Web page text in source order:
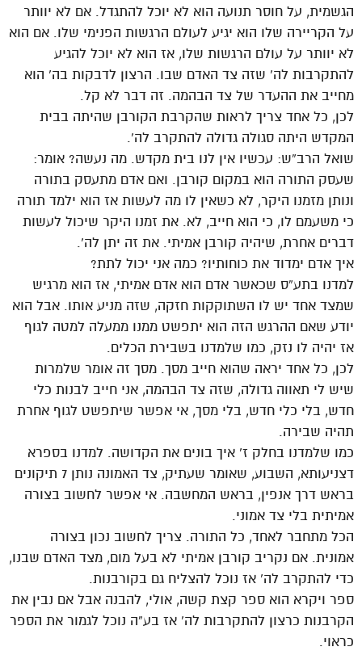
הגשמית, על חוסר תנועה הוא לא יוכל להתגדל. אם לא יוותר
על הקריירה שלו הוא יגיע לעולם הרגשות הפנימי שלו. אם הוא
לא יוותר על עולם הרגשות שלו, אז הוא לא יוכל להגיע
להתקרבות לה’ שזה צד האדם שבו. הרצון לדבקות בה’ הוא
מחייב את ההעדר של צד הבהמה. זה דבר לא קל.
לכן, כל אחד צריך לראות שהקרבת הקורבן שהיתה בבית
המקדש היתה סגולה גדולה להתקרב לה’.
שואל הרב”ש: עכשיו אין לנו בית מקדש. מה נעשה? אומר:
שעסק התורה הוא במקום קורבן. ואם אדם מתעסק בתורה
ונותן מזמנו היקר, לא כשאין לו מה לעשות אז הוא ילמד תורה
כי משעמם לו, כי הוא חייב, לא. את זמנו היקר שיכול לעשות
דברים אחרת, שיהיה קורבן אמיתי. את זה יתן לה’.
איך אדם ימדוד את כוחותיו? כמה אני יכול לתת?
למדנו בתע”ס שכאשר אדם הוא אדם אמיתי, אז הוא מרגיש
שמצד אחד יש לו השתוקקות חזקה, שזה מניע אותו. אבל הוא
יודע שאם ההרגש הזה הוא יתפשט ממנו ממעלה למטה לגוף
אז יהיה לו נזק, כמו שלמדנו בשבירת הכלים.
לכן, כל אחד יראה שהוא חייב מסך. מסך זה אומר שלמרות
שיש לי תאווה גדולה, שזה צד הבהמה, אני חייב לבנות כלי
חדש, בלי כלי חדש, בלי מסך, אי אפשר שיתפשט לגוף אחרת
תהיה שבירה.
כמו שלמדנו בחלק ז’ איך בונים את הקדושה. למדנו בספרא
דצניעותא, השבוע, שאומר שעתיק, צד האמונה נותן 7 תיקונים
בראש דרך אנפין, בראש המחשבה. אי אפשר לחשוב בצורה
אמיתית בלי צד אמוני.
הכל מתחבר לאחד, כל התורה. צריך לחשוב נכון בצורה
אמונית. אם נקריב קורבן אמיתי לא בעל מום, מצד האדם שבנו,
כדי להתקרב לה’ אז נוכל להצליח גם בקורבנות.
ספר ויקרא הוא ספר קצת קשה, אולי, להבנה אבל אם נבין את
הקרבנות כרצון להתקרבות לה’ אז בע”ה נוכל לגמור את הספר
כראוי.